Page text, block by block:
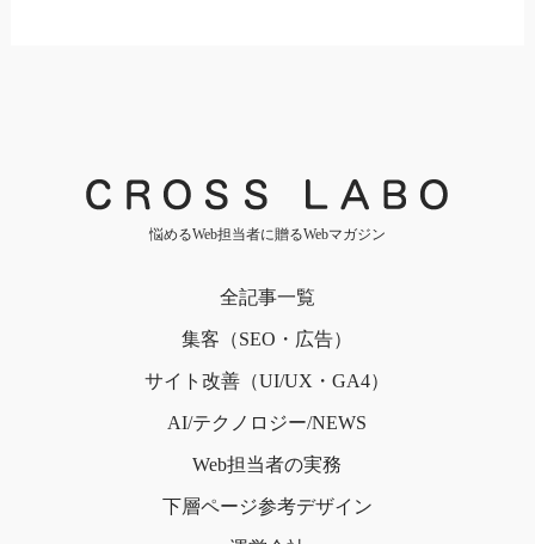
悩めるWeb担当者に贈るWebマガジン
全記事一覧
集客（SEO・広告）
サイト改善（UI/UX・GA4）
AI/テクノロジー/NEWS
Web担当者の実務
下層ページ参考デザイン